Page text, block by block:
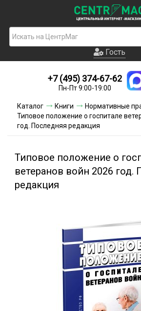
Гость
Новинки
Условия
Условия оплаты
Акции и скидки
Гость
+7 (495) 374-67-62
Пн-Пт 9:00-19:00
Каталог Книги
Нормативные
Типовое положение о госпитале
год. Последняя редакция
Типовое положение о
ветеранов войн 2026 год.
редакция